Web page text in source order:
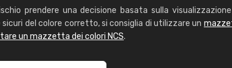
prendere una decisione basata sulla
sicuri del colore corretto, si consiglia di utilizzare un
un mazzetta dei colori NCS.